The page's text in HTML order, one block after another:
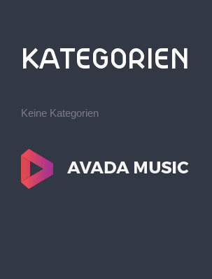
KATEGORIEN
Keine Kategorien